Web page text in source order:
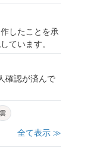
したことを承
ています。
確認が済んで
雲
全て表示 ≫